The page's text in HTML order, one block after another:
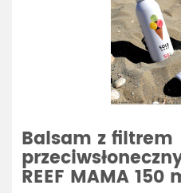
Balsam z filtrem
REEF MAMA 150